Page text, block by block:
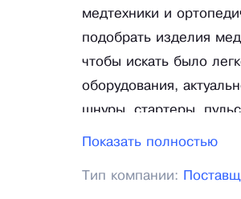
медтехники и
подобрать изделия
чтобы искать было
оборудования,
шнуры, стартеры,
средства защиты
Показать полностью
Тип компании: